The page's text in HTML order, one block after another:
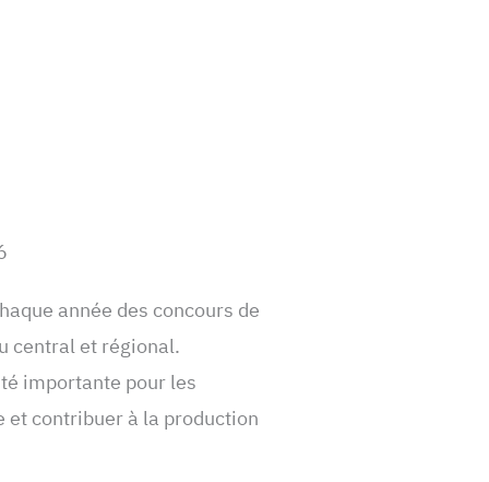
année des concours de
central et régional.
importante pour les
contribuer à la production